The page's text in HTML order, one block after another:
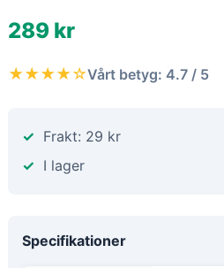
289 kr
★★★★☆Vårt betyg: 4.7 / 5
Frakt: 29 kr
I lager
Specifikationer